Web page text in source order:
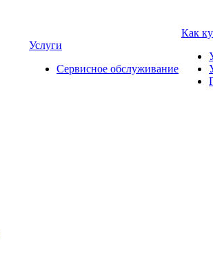
Услуги
Сервисное обслуживание
Как